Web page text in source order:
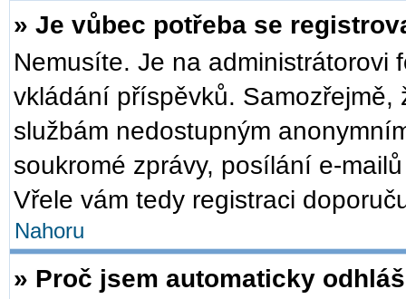
» Je vůbec potřeba se
Nemusíte. Je na administrátorovi
vkládání příspěvků.
službám nedostupným
soukromé zprávy, posílání e-
Vřele vám tedy registraci
Nahoru
» Proč jsem automaticky